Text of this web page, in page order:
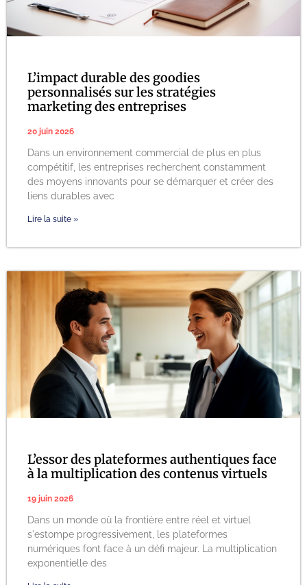
L’impact durable des goodies
personnalisés sur les stratégies
marketing des entreprises
20 juin 2026
Dans un environnement commercial de plus en plus
compétitif, les entreprises recherchent constamment
des moyens innovants pour se démarquer et créer des
liens durables avec
Lire la suite »
L’essor des plateformes authentiques face
à la multiplication des contenus virtuels
19 juin 2026
Dans un monde où la frontière entre réel et virtuel
s'estompe progressivement, les plateformes
numériques font face à un défi majeur. La multiplication
exponentielle des